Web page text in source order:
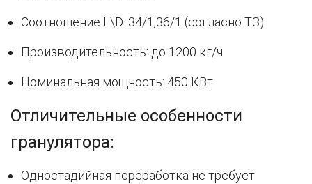
Соотношение L\D: 34/1,36/1 (согласно ТЗ)
Производительность: до 1200 кг/ч
Номинальная мощность: 450 КВт
Отличительные особенности
гранулятора:
Одностадийная переработка не требует